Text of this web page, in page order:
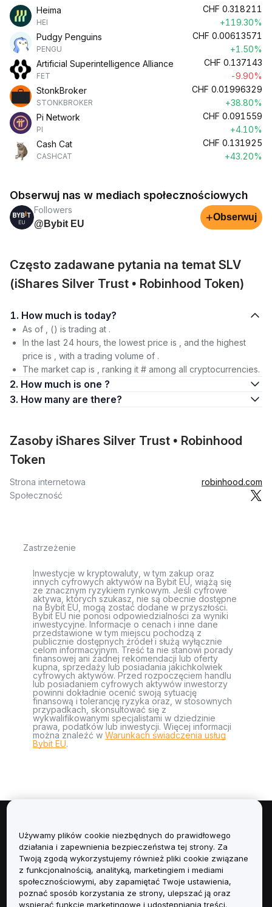
Heima
HEI
CHF 0.318211
+119.30%
Pudgy Penguins
PENGU
CHF 0.00613571
+1.50%
Artificial Superintelligence Alliance
FET
CHF 0.137143
-9.90%
StonkBroker
STONKBROKER
CHF 0.01996329
+38.80%
Pi Network
PI
CHF 0.091559
+4.10%
Cash Cat
CASHCAT
CHF 0.131925
+43.20%
Obserwuj nas w mediach społecznościowych
Followers
@Bybit EU
+Obserwuj
Często zadawane pytania na temat SLV
(iShares Silver Trust • Robinhood Token)
1. How much is today?
As of , () is trading at .
In the last 24 hours, the lowest price is , and the highest
price is , with a trading volume of .
The market cap is , ranking it # among all cryptocurrencies.
2. How much is one ?
3. How many are there?
Zasoby iShares Silver Trust • Robinhood
Token
Strona internetowa
robinhood.com
Społeczność
Zastrzeżenie
Inwestycje w kryptowaluty, w tym zakup oraz
innych cyfrowych aktywów na Bybit EU, wiążą się
ze znacznym ryzykiem rynkowym. Jeśli cyfrowe
aktywa, których szukasz, nie są obecnie dostępne
na Bybit EU, mogą zostać dodane w przyszłości.
Bybit EU nie ponosi odpowiedzialności za wyniki
inwestycyjne. Informacje o cenach i inne dane
przedstawione w tym miejscu pochodzą z
publicznie dostępnych źródeł i służą wyłącznie
celom informacyjnym. Treść ta nie stanowi porady
finansowej ani żadnej rekomendacji lub oferty
kupna, sprzedaży lub posiadania jakichkolwiek
cyfrowych aktywów. Przed rozpoczęciem handlu
lub posiadaniem cyfrowych aktywów inwestorzy
powinni dokładnie ocenić swoją sytuację
finansową i tolerancję ryzyka oraz, w stosownych
przypadkach, skonsultować się z
wykwalifikowanymi specjalistami w dziedzinie
prawa, podatków lub inwestycji. Więcej informacji
można znaleźć w Warunkach świadczenia usług
Bybit EU.
Informacje
Usługi
Obsługa Klienta
Używamy plików cookie niezbędnych do prawidłowego
działania i zapewnienia bezpieczeństwa tej strony. Za
Twoją zgodą wykorzystujemy również pliki cookie związane
z funkcjonalnością, analityką, marketingiem i mediami
społecznościowymi, aby zapamiętać Twoje ustawienia,
poznać sposób korzystania ze strony, ulepszać ją oraz
wspierać funkcje marketingowe i udostępniania treści.